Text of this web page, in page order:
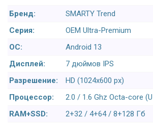
Бренд:
SMARTY Trend
Серия:
OEM Ultra-Premium
ОС:
Android 13
Дисплей:
7 дюймов IPS
Разрешение:
HD (1024х600 px)
Процессор:
2.0 / 1.6 Ghz Octa-core
RAM+SSD:
2+32 / 4+64 / 8+128 Гб